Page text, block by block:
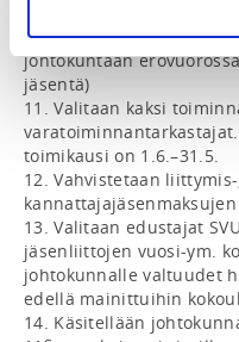
10. Valitaan kahdeksi
täysi-ikäisten jäsenten
johtokuntaan
jäsentä)
11. Valitaan kaksi
toimikausi on 1.6.–31.5.
12. Vahvistetaan
13. Valitaan edustajat
jäsenliittojen vuosi-ym.
johtokunnalle valtuudet
edellä mainittuihin
14. Käsitellään